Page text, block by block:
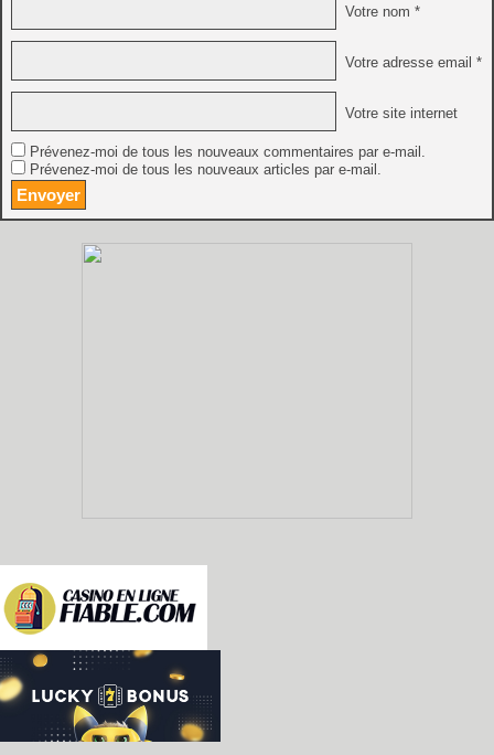
Votre nom *
Votre adresse email *
Votre site internet
Prévenez-moi de tous les nouveaux commentaires par e-mail.
Prévenez-moi de tous les nouveaux articles par e-mail.